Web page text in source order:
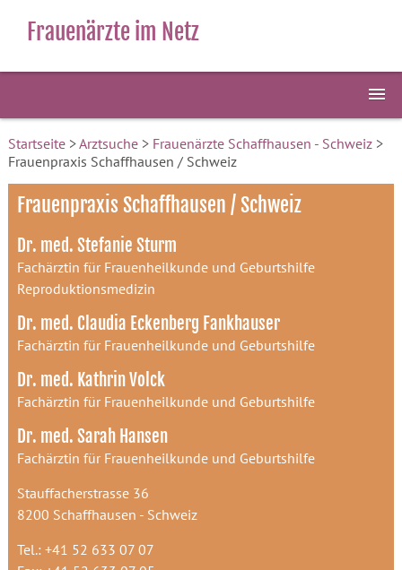
Frauenärzte im Netz
Startseite>Arztsuche> Frauenärzte Schaffhausen - Schweiz>
Frauenpraxis Schaffhausen / Schweiz
Frauenpraxis Schaffhausen / Schweiz
Dr. med. Stefanie Sturm
Fachärztin für Frauenheilkunde und Geburtshilfe
Reproduktionsmedizin
Dr. med. Claudia Eckenberg Fankhauser
Fachärztin für Frauenheilkunde und Geburtshilfe
Dr. med. Kathrin Volck
Fachärztin für Frauenheilkunde und Geburtshilfe
Dr. med. Sarah Hansen
Fachärztin für Frauenheilkunde und Geburtshilfe
Stauffacherstrasse 36
8200 Schaffhausen - Schweiz
Tel.: +41 52 633 07 07